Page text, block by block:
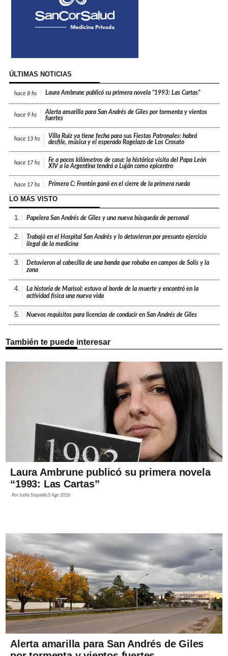
ÚLTIMAS NOTICIAS
hace 8 hs Laura Ambrune publicó su primera novela “1993: Las Cartas”
hace 9 hs
Alerta amarilla para San Andrés de Giles por tormenta y vientos
fuertes
hace 13 hs
Villa Ruiz ya tiene fecha para sus Fiestas Patronales: habrá
desfile, música y el esperado Rogelazo de Los Crosato
hace 17 hs
Fe a pocos kilómetros de casa: la histórica visita del Papa León
XIV a la Argentina tendrá a Luján como epicentro
hace 17 hs Primera C: Frontón ganó en el cierre de la primera rueda
LO MÁS VISTO
1. Papelera San Andrés de Giles y una nueva búsqueda de personal
2.
Trabajó en el Hospital San Andrés y lo detuvieron por presunto ejercicio
ilegal de la medicina
3.
Detuvieron al cabecilla de una banda que robaba en campos de Solís y la
zona
4.
La historia de Marisol: estuvo al borde de la muerte y encontró en la
actividad física una nueva vida
5. Nuevos requisitos para licencias de conducir en San Andrés de Giles
También te puede interesar
Laura Ambrune publicó su primera novela
“1993: Las Cartas”
PorSofía Stupiello 5 Ago 2026
Alerta amarilla para San Andrés de Giles